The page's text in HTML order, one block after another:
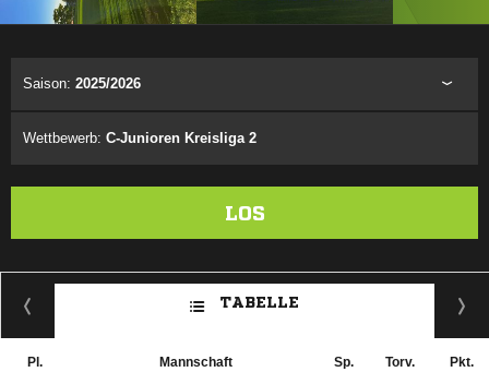
Saison: 2025/2026
Wettbewerb: C-Junioren Kreisliga 2
LOS
TABELLE
Pl. Mannschaft Sp. Torv. Pkt.